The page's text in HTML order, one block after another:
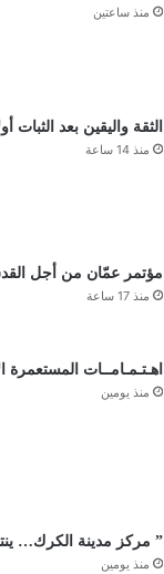
منذ ساعتين
الثقة واليقين بعد الثبات
منذ 14 ساعة
مؤتمر عمّان من أجل
منذ 17 ساعة
اهـتـمـامــات المستعمرة
منذ يومين
” مركز مدينة الكرك…
منذ يومين